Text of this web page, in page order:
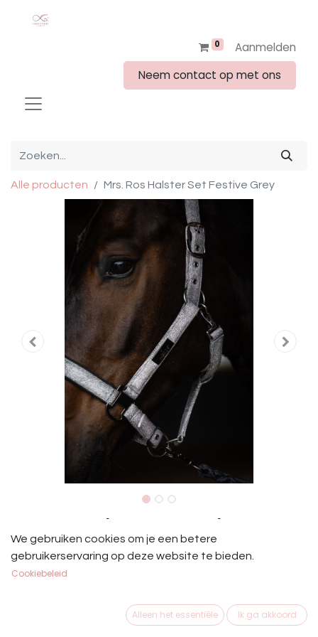
0
Aanmelden
Neem contact op met ons
Alle producten Mrs. Ros Halster Set Festive Grey
Mrs. Ros Halster Set Festive Grey
Mrs. Ros Halster Set Festive Grey
€39,95
We gebruiken cookies om je een betere
gebruikerservaring op deze website te bieden.
Cookiebeleid
Alleen het essentiële Ik ga akkoord